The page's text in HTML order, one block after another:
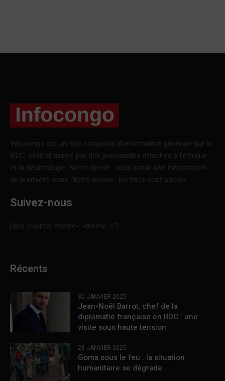
Infocongo est un site congolais d’information générale sur la
RDC, créé et animé par des journalistes attachés à l’éthique
et la déontologie. Notre devoir : vous servir une information
de première main. Notre devise : les faits sont sacrés.
Suivez-nous
[aps-counter theme= »theme-5″]
Récents
30 JANVIER 2025
Jean-Noël Barrot, chef de la
diplomatie française en RDC : une
visite sous haute tension
28 JANVIER 2025
Goma sous le feu : la situation
humanitaire se dégrade